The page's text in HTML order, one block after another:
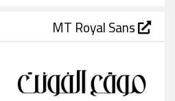
MT Royal Sans